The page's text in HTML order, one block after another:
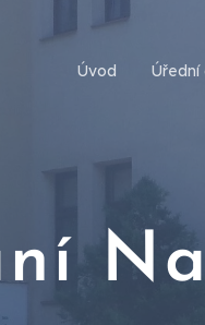
Úvod Úřední